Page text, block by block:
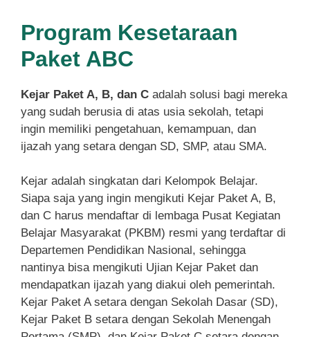
Program Kesetaraan
Paket ABC
Kejar Paket A, B, dan C adalah solusi bagi mereka
yang sudah berusia di atas usia sekolah, tetapi
ingin memiliki pengetahuan, kemampuan, dan
ijazah yang setara dengan SD, SMP, atau SMA.
Kejar adalah singkatan dari Kelompok Belajar.
Siapa saja yang ingin mengikuti Kejar Paket A, B,
dan C harus mendaftar di lembaga Pusat Kegiatan
Belajar Masyarakat (PKBM) resmi yang terdaftar di
Departemen Pendidikan Nasional, sehingga
nantinya bisa mengikuti Ujian Kejar Paket dan
mendapatkan ijazah yang diakui oleh pemerintah.
Kejar Paket A setara dengan Sekolah Dasar (SD),
Kejar Paket B setara dengan Sekolah Menengah